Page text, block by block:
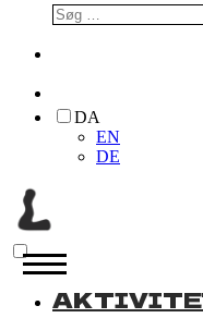
DA
EN
DE